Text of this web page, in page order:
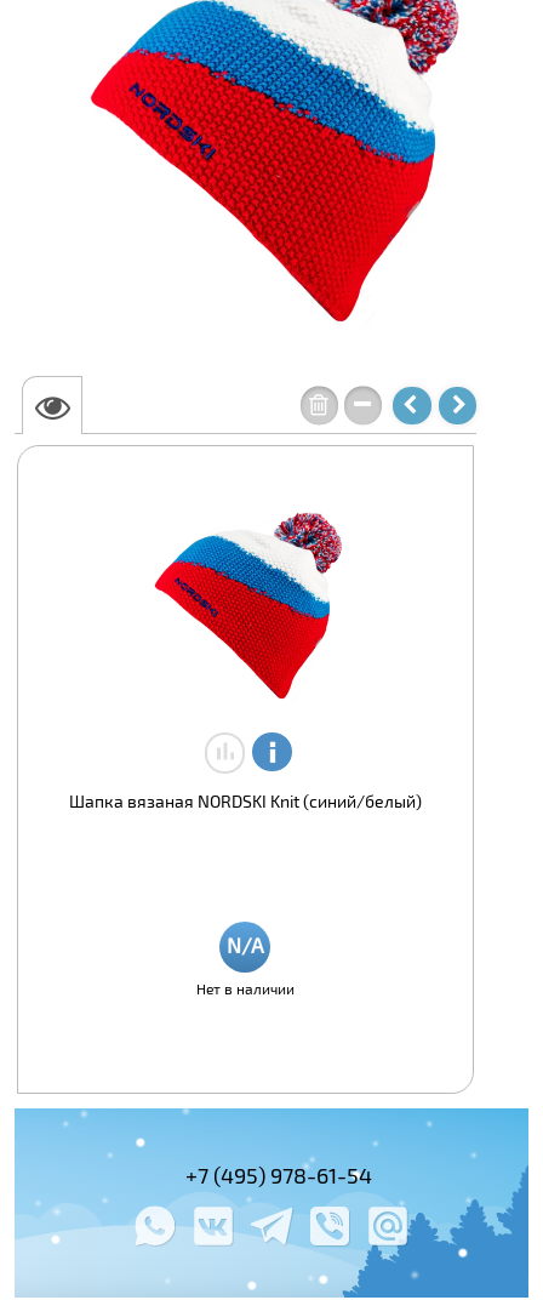
Шапка вязаная NORDSKI Knit (синий/белый)
Нет в наличии
+7 (495)
+7 (800)
+7 (495) 978-61-54